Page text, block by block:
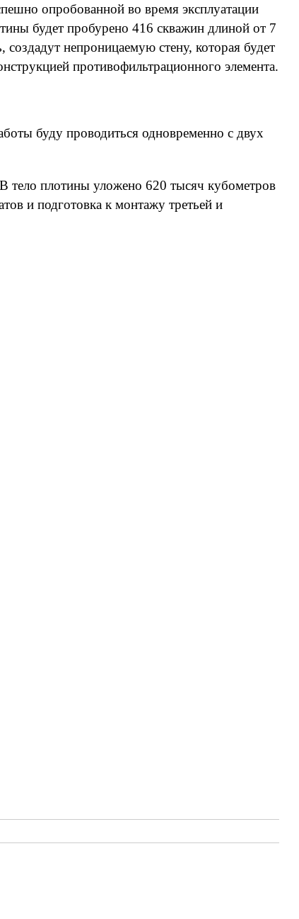
опробованной во время эксплуатации
будет пробурено 416 скважин длиной от 7
непроницаемую стену, которая будет
противофильтрационного элемента.
буду проводиться одновременно с двух
тело плотины уложено 620 тысяч кубометров
и подготовка к монтажу третьей и